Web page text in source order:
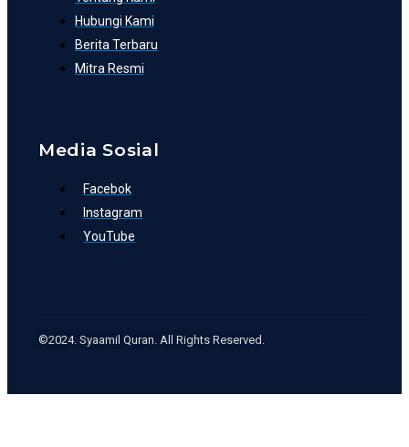
Hubungi Kami
Berita Terbaru
Mitra Resmi
Media Sosial
Facebok
Instagram
YouTube
©2024. Syaamil Quran. All Rights Reserved.